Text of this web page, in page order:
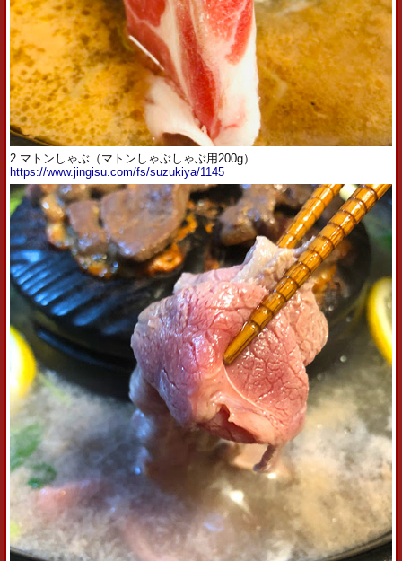
2.マトンしゃぶ（マトンしゃぶしゃぶ用200g）
https://www.jingisu.com/fs/suzukiya/1145